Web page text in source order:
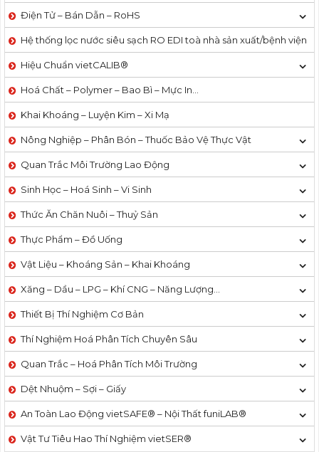
Điện Tử – Bán Dẫn – RoHS
Hệ thống lọc nước siêu sạch RO EDI​​ toà nhà sản xuất/bệnh viện
Hiệu Chuẩn vietCALIB®
Hoá Chất – Polymer – Bao Bì – Mực In…
Khai Khoáng – Luyện Kim – Xi Mạ
Nông Nghiệp – Phân Bón – Thuốc Bảo Vệ Thực Vật
Quan Trắc Môi Trường Lao Động
Sinh Học – Hoá Sinh – Vi Sinh
Thức Ăn Chăn Nuôi – Thuỷ Sản
Thực Phẩm – Đồ Uống
Vật Liệu – Khoáng Sản – Khai Khoáng
Xăng – Dầu – LPG – Khí CNG – Năng Lượng…
Thiết Bị Thí Nghiệm Cơ Bản
Thí Nghiệm Hoá Phân Tích Chuyên Sâu
Quan Trắc – Hoá Phân Tích Môi Trường
Dệt Nhuộm – Sợi – Giấy
An Toàn Lao Động vietSAFE® – Nội Thất funiLAB®
Vật Tư Tiêu Hao Thí Nghiệm vietSER®